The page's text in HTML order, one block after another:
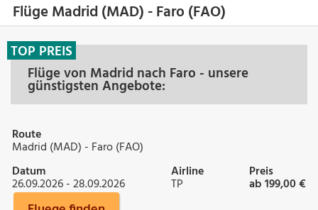
Flüge Madrid (MAD) - Faro (FAO)
Flüge von Madrid nach Faro - unsere
günstigsten Angebote:
TOP PREIS
Route
Madrid (MAD) - Faro (FAO)
Datum
26.09.2026 - 28.09.2026
Airline
TP
Preis
ab 199,00 €